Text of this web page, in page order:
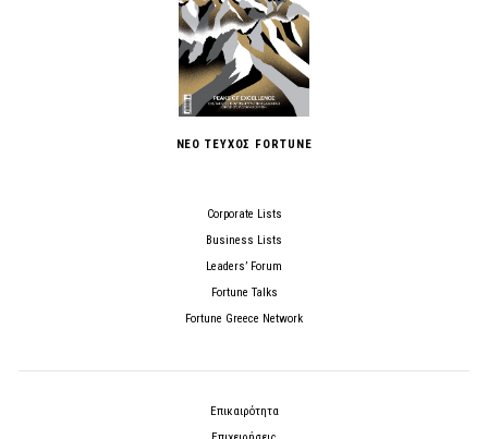
ΝΕΟ ΤΕΥΧΟΣ FORTUNE
Corporate Lists
Business Lists
Leaders’ Forum
Fortune Talks
Fortune Greece Network
Επικαιρότητα